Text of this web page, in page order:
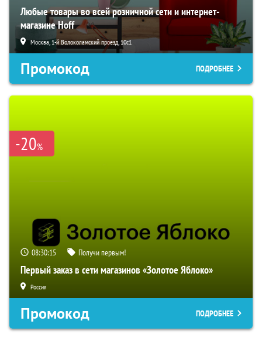
Любые товары во всей розничной сети и интернет-
магазине Hoff
Москва, 1-й Волоколамский проезд, 10с1
Промокод ПОДРОБНЕЕ
-20%
08:30:14 Получи первым!
Первый заказ в сети магазинов «Золотое Яблоко»
Россия
Промокод ПОДРОБНЕЕ